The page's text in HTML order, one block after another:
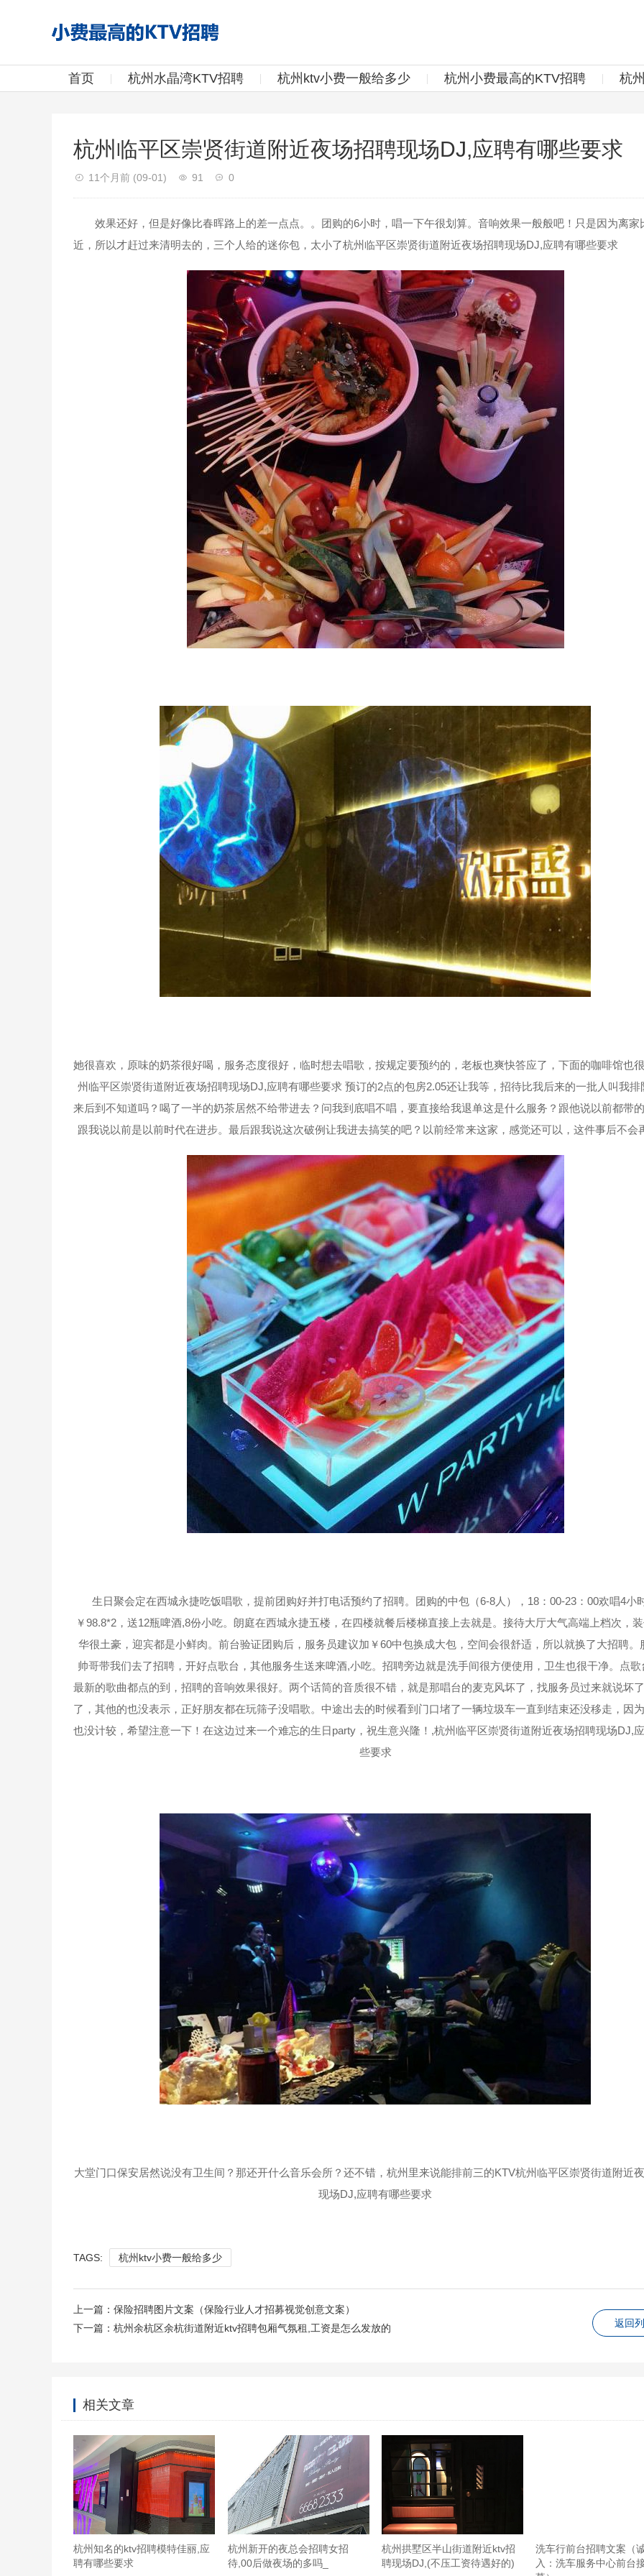
首页 杭州水晶湾KTV招聘 杭州ktv小费一般给多少 杭州小费最高的KTV招聘 杭
杭州临平区崇贤街道附近夜场招聘现场DJ,应聘有哪些要求
11个月前 (09-01) 91 0
效果还好，但是好像比春晖路上的差一点点。。团购的6小时，唱一下午很划算。音响效果一般般吧！只是因为离家
近，所以才赶过来清明去的，三个人给的迷你包，太小了杭州临平区崇贤街道附近夜场招聘现场DJ,应聘有哪些要求
她很喜欢，原味的奶茶很好喝，服务态度很好，临时想去唱歌，按规定要预约的，老板也爽快答应了，下面的咖啡馆也
州临平区崇贤街道附近夜场招聘现场DJ,应聘有哪些要求 预订的2点的包房2.05还让我等，招待比我后来的一批人叫我排
来后到不知道吗？喝了一半的奶茶居然不给带进去？问我到底唱不唱，要直接给我退单这是什么服务？跟他说以前都带
跟我说以前是以前时代在进步。最后跟我说这次破例让我进去搞笑的吧？以前经常来这家，感觉还可以，这件事后不会
生日聚会定在西城永捷吃饭唱歌，提前团购好并打电话预约了招聘。团购的中包（6-8人），18：00-23：00欢唱4小
￥98.8*2，送12瓶啤酒,8份小吃。朗庭在西城永捷五楼，在四楼就餐后楼梯直接上去就是。接待大厅大气高端上档次，
华很土豪，迎宾都是小鲜肉。前台验证团购后，服务员建议加￥60中包换成大包，空间会很舒适，所以就换了大招聘。
帅哥带我们去了招聘，开好点歌台，其他服务生送来啤酒,小吃。招聘旁边就是洗手间很方便使用，卫生也很干净。点歌
最新的歌曲都点的到，招聘的音响效果很好。两个话筒的音质很不错，就是那唱台的麦克风坏了，找服务员过来就说坏
了，其他的也没表示，正好朋友都在玩筛子没唱歌。中途出去的时候看到门口堵了一辆垃圾车一直到结束还没移走，因
也没计较，希望注意一下！在这边过来一个难忘的生日party，祝生意兴隆！,杭州临平区崇贤街道附近夜场招聘现场DJ,
些要求
大堂门口保安居然说没有卫生间？那还开什么音乐会所？还不错，杭州里来说能排前三的KTV杭州临平区崇贤街道附近
现场DJ,应聘有哪些要求
TAGS: 杭州ktv小费一般给多少
返回
上一篇： 保险招聘图片文案（保险行业人才招募视觉创意文案）
下一篇： 杭州余杭区余杭街道附近ktv招聘包厢气氛租,工资是怎么发放的
相关文章
杭州知名的ktv招聘模特佳丽,应
聘有哪些要求
杭州新开的夜总会招聘女招
待,00后做夜场的多吗_
杭州拱墅区半山街道附近ktv招
聘现场DJ,(不压工资待遇好的)
洗车行前台招聘文案（
入：洗车服务中心前台